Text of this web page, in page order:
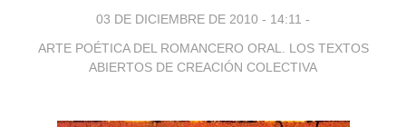
03 DE DICIEMBRE DE 2010 - 14:11 -
ARTE POÉTICA DEL ROMANCERO ORAL. LOS TEXTOS
ABIERTOS DE CREACIÓN COLECTIVA